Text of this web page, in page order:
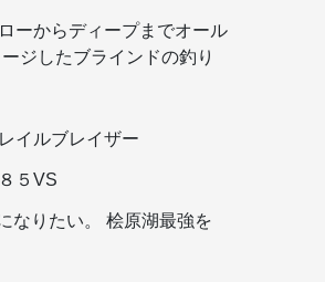
ーからディープまでオール
ジしたブラインドの釣り
イルブレイザー
５VS
なりたい。 桧原湖最強を